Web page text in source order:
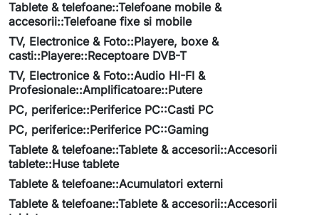
Tablete & telefoane::Telefoane mobile &
accesorii::Telefoane fixe si mobile
TV, Electronice & Foto::Playere, boxe &
casti::Playere::Receptoare DVB-T
TV, Electronice & Foto::Audio HI-FI &
Profesionale::Amplificatoare::Putere
PC, periferice::Periferice PC::Casti PC
PC, periferice::Periferice PC::Gaming
Tablete & telefoane::Tablete & accesorii::Accesorii
tablete::Huse tablete
Tablete & telefoane::Acumulatori externi
Tablete & telefoane::Tablete & accesorii::Accesorii